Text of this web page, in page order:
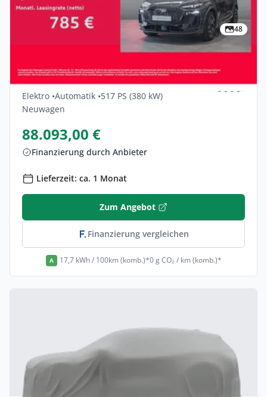
48
Audi Sq6-e-tron Quattro 5dr
Elektro •Automatik •517 PS (380 kW)
Neuwagen
88.093,00 €
Finanzierung durch Anbieter
Lieferzeit: ca. 1 Monat
Zum Angebot
Finanzierung vergleichen
A 17,7 kWh / 100km (komb.)*0 g CO₂ / km (komb.)*